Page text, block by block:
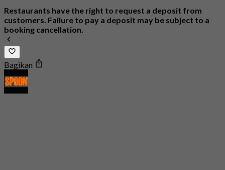
Restaurants have the right to request a deposit from
customers. Failure to pay a deposit may be subject to a
booking cancellation.
Bagikan